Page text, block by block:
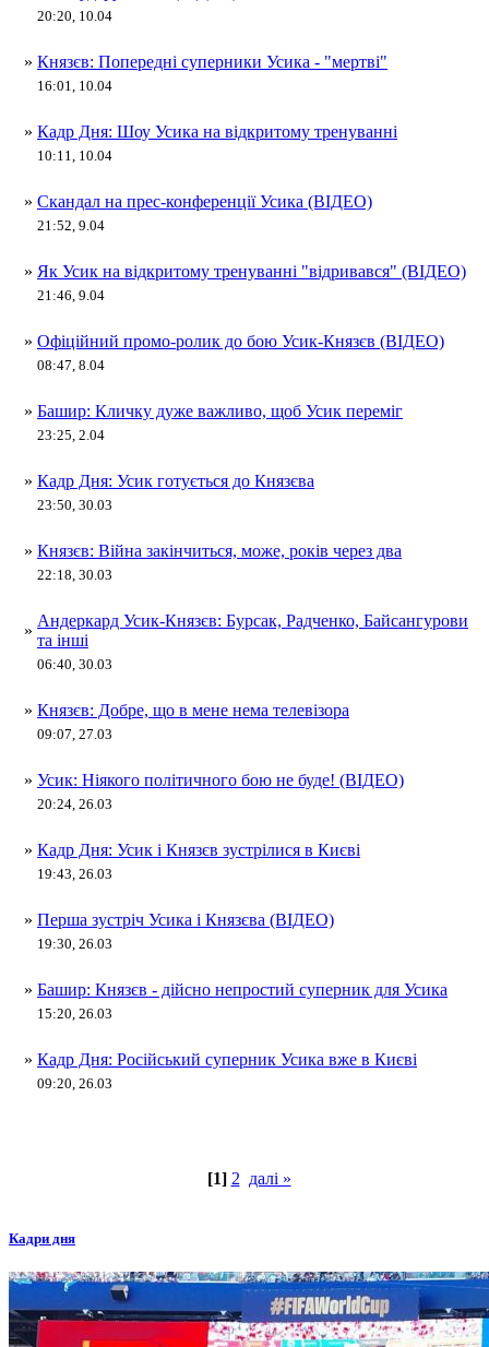
20:20, 10.04
» Князєв: Попередні суперники Усика - "мертві"
16:01, 10.04
» Кадр Дня: Шоу Усика на відкритому тренуванні
10:11, 10.04
» Скандал на прес-конференції Усика (ВІДЕО)
21:52, 9.04
» Як Усик на відкритому тренуванні "відривався" (ВІДЕО)
21:46, 9.04
» Офіційний промо-ролик до бою Усик-Князєв (ВІДЕО)
08:47, 8.04
» Башир: Кличку дуже важливо, щоб Усик переміг
23:25, 2.04
» Кадр Дня: Усик готується до Князєва
23:50, 30.03
» Князєв: Війна закінчиться, може, років через два
22:18, 30.03
»
Андеркард Усик-Князєв: Бурсак, Радченко, Байсангурови
та інші
06:40, 30.03
» Князєв: Добре, що в мене нема телевізора
09:07, 27.03
» Усик: Ніякого політичного бою не буде! (ВІДЕО)
20:24, 26.03
» Кадр Дня: Усик і Князєв зустрілися в Києві
19:43, 26.03
» Перша зустріч Усика і Князєва (ВІДЕО)
19:30, 26.03
» Башир: Князєв - дійсно непростий суперник для Усика
15:20, 26.03
» Кадр Дня: Російський суперник Усика вже в Києві
09:20, 26.03
[1] 2 далі »
Кадри дня